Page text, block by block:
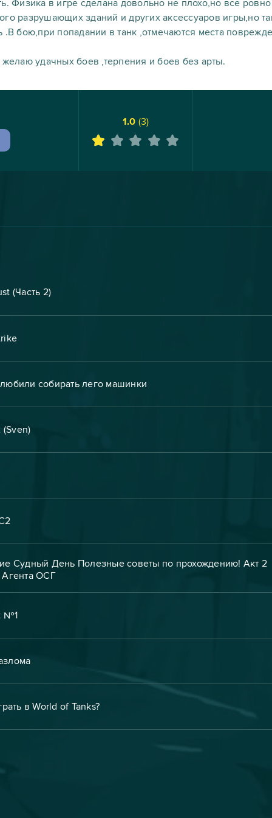
Физика в игре сделана довольно не плохо,но все
разрушающих зданий и других аксессуаров игры,но
.В бою,при попадании в танк ,отмечаются места
удачных боев ,терпения и боев без арты.
1.0 (3)
(Часть 2)
собирать лего машинки
Судный День Полезные советы по прохождению! Акт 2
ОСГ
№1
в World of Tanks?